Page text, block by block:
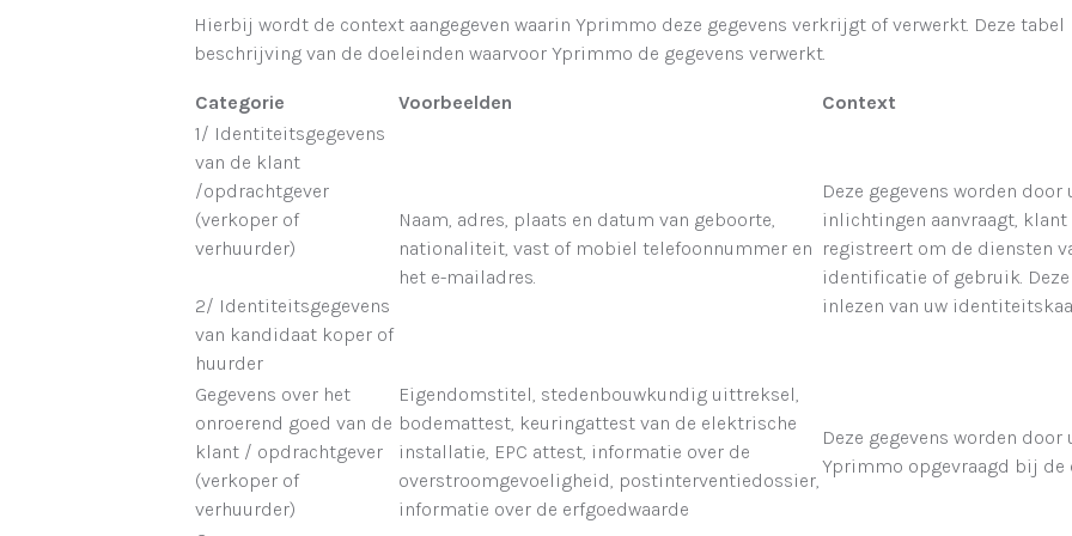
Hierbij wordt de context aangegeven waarin Yprimmo deze gegevens verkrijgt of verwerkt. Deze
beschrijving van de doeleinden waarvoor Yprimmo de gegevens verwerkt.
Categorie Voorbeelden
Context
1/ Identiteitsgegevens
van de klant
/opdrachtgever
(verkoper of
verhuurder)
2/ Identiteitsgegevens
van kandidaat koper of
huurder
Naam, adres, plaats en datum van geboorte,
nationaliteit, vast of mobiel telefoonnummer en
het e-mailadres.
Deze gegevens worden
inlichtingen aanvraagt,
registreert om de diensten
identificatie of gebruik.
inlezen van uw
Gegevens over het
onroerend goed van de
klant / opdrachtgever
(verkoper of
verhuurder)
Eigendomstitel, stedenbouwkundig uittreksel,
bodemattest, keuringattest van de elektrische
installatie, EPC attest, informatie over de
overstroomgevoeligheid, postinterventiedossier,
informatie over de erfgoedwaarde
Deze gegevens worden
Yprimmo opgevraagd bij de